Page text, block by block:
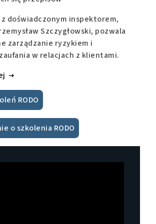
z doświadczonym inspektorem,
Szczygłowski, pozwala
zarządzanie ryzykiem i
w relacjach z klientami.
RODO
o szkolenia RODO